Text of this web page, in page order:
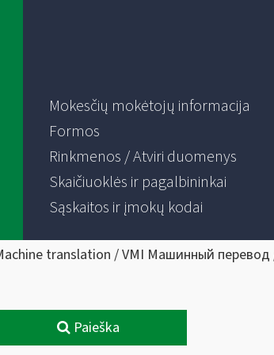
Mokesčių mokėtojų informacija
Formos
Rinkmenos / Atviri duomenys
Skaičiuoklės ir pagalbininkai
Sąskaitos ir įmokų kodai
translation / VMI Машинный
Paieška